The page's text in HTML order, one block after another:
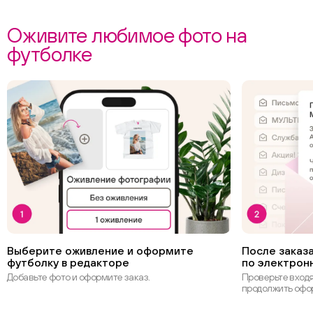
Оживите любимое фото на
футболке
Выберите оживление и оформите
футболку в редакторе
Добавьте фото и оформите заказ.
После
по
Проверьте
продолжить